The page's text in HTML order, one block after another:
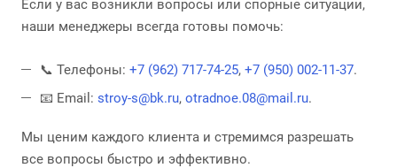
Если у вас возникли вопросы или спорные ситуации,
наши менеджеры всегда готовы помочь:
📞 Телефоны: +7 (962) 717-74-25, +7 (950) 002-11-37.
📧 Email: stroy-s@bk.ru, otradnoe.08@mail.ru.
Мы ценим каждого клиента и стремимся разрешать
все вопросы быстро и эффективно.